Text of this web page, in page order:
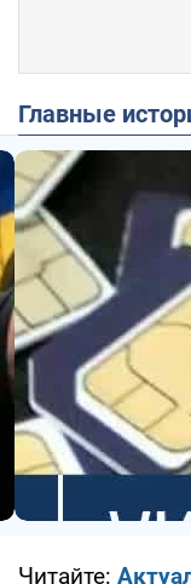
Главные
Читайте: